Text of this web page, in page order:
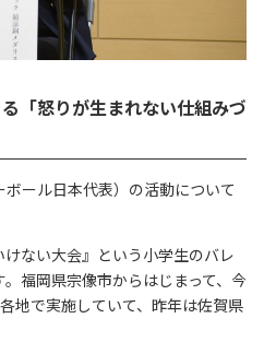
「怒りが生まれない仕組みづ
ール日本代表）の活動について
けない大会』という小学生のバレ
福岡県宗像市からはじまって、今
地で実施していて、昨年は佐賀県